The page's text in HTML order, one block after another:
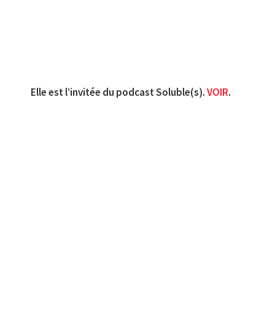
Elle est l’invitée du podcast Soluble(s).VOIR.